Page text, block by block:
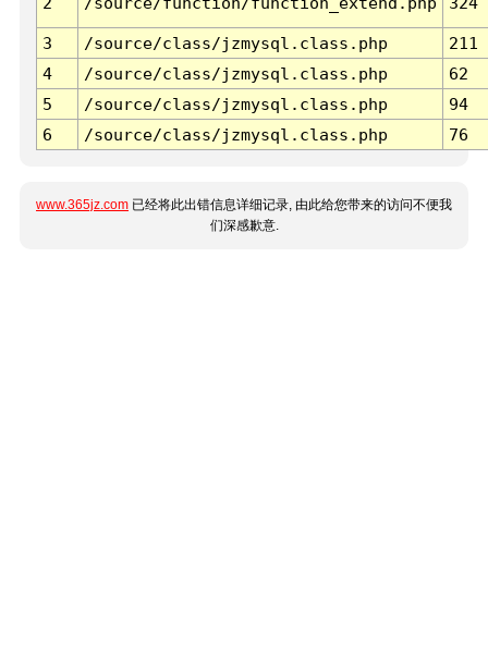
3 /source/class/jzmysql.class.php
211
4
/source/class/jzmysql.class.php
62
5
/source/class/jzmysql.class.php
94
6
/source/class/jzmysql.class.php 76
www.365jz.com 已经将此出错信息详细记录, 由此给您带来的访问不便我
们深感歉意.